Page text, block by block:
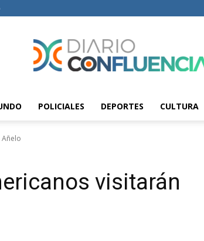
Diario
Confluencia
POLICIALES DEPORTES CULTURA
visitarán